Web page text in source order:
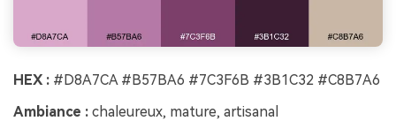
HEX : #D8A7CA #B57BA6 #7C3F6B #3B1C32 #C8B7A6
Ambiance : chaleureux, mature, artisanal